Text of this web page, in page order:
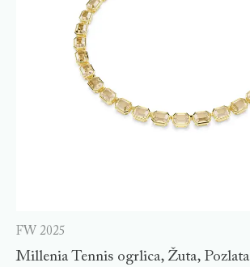
FW 2025
Millenia Tennis ogrlica, Žuta, Pozlata